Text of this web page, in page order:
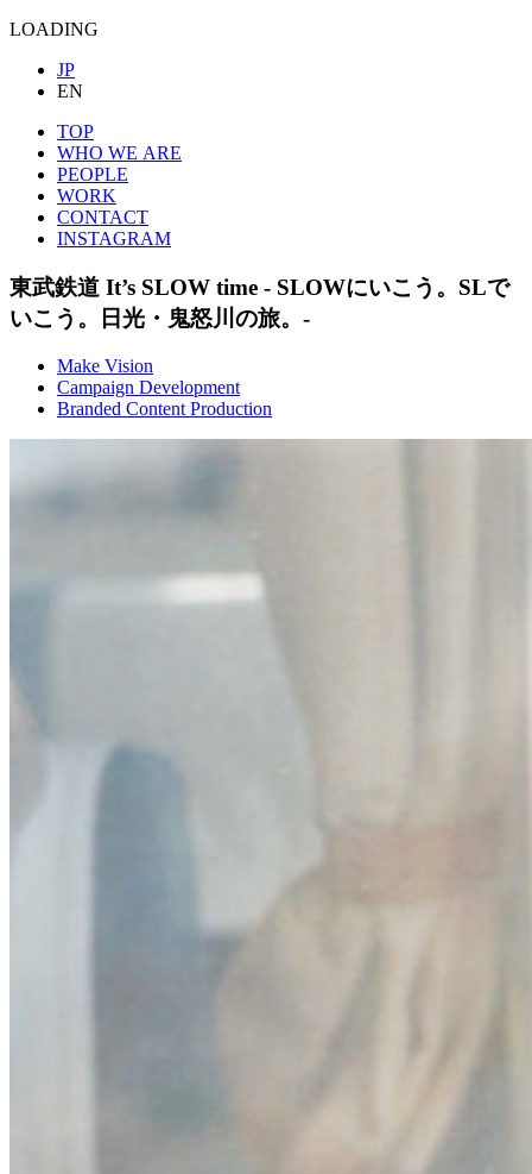
LOADING
JP
EN
TOP
WHO WE ARE
PEOPLE
WORK
CONTACT
INSTAGRAM
東武鉄道 It’s SLOW time - SLOWにいこう。SLで
いこう。日光・鬼怒川の旅。-
Make Vision
Campaign Development
Branded Content Production